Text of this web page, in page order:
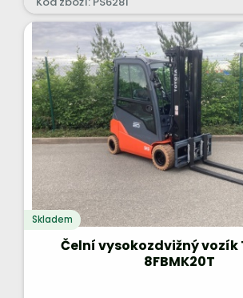
Skladem
Čelní vysokozdvižný vozík
8FBMK20T